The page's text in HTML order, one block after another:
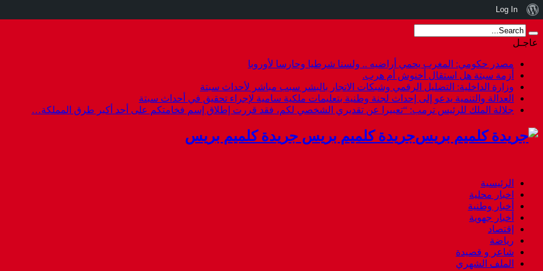
عاجـل
مصدر حكومي: المغرب يحمي أراضيه .. ولسنا شرطيا وحارسا لأوروبا
أزمة سبتة هل استقال أخنوش أم هرب.
وزارة الداخلية: التضليل الرقمي وشبكات الاتجار بالبشر سبب مباشر لأحداث سبتة
العدالة والتنمية يدعو إلى إحداث لجنة وطنية بتعليمات ملكية سامية لإجراء تحقيق في أحداث سبتة
جلالة الملك للرئيس ترمب: “تعبيرا عن تقديري الشخصي لكم، فقد قررت إطلاق إسم فخامتكم على أحد أكبر طرق المملكة…
جريدة كلميم بريس جريدة كلميم بريس
الرئيسية
اخبار محلية
أخبار وطنية
أخبار جهوية
إقتصاد
رياضة
شاعر و قصيدة
الملف الشهري
نبذة
عن
ووردبريس
Log In